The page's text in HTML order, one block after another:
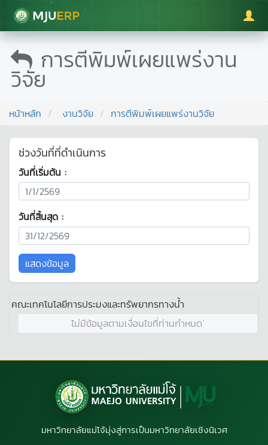
มหาวิทยาลัยแม่โจ้
การตีพิมพ์เผยแพร่งาน
วิจัย
หน้าหลัก งานวิจัย การตีพิมพ์เผยแพร่งานวิจัย
ช่วงวันที่ที่ดำเนินการ
วันที่เริ่มต้น :
วันที่สิ้นสุด :
คณะเทคโนโลยีการประมงและทรัพยากรทางน้ำ
ไม่มีข้อมูลตามเงื่อนไขที่ท่านกำหนด´
มหาวิทยาลัยแม่โจ้มุ่งสู่การเป็นมหาวิทยาลัยเชิงนิเวศ